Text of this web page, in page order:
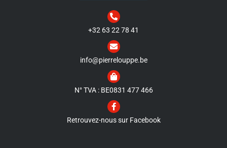
+32 63 22 78 41
info@pierrelouppe.be
N° TVA : BE0831 477 466
Retrouvez-nous sur Facebook